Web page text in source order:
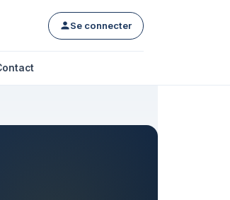
Se connecter